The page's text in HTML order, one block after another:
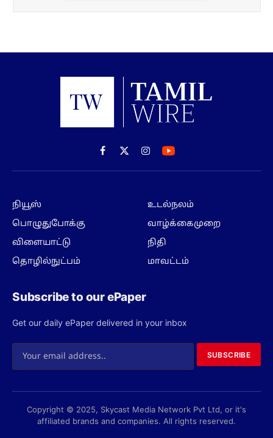
Facebook
X
(Twitter)
Instagram
நியூஸ்
பொழுதுபோக்கு
விளையாட்டு
தொழில்நுட்பம்
உடல்நலம்
வாழ்க்கைமுறை
நிதி
மாவட்டம்
Subscribe to our ePaper
Get our daily ePaper delivered in your inbox
SUBSCRIBE
Copyright © 2025, Skycast Media Network Pvt Ltd, or it's
affiliated brands and companies. All rights reserved.